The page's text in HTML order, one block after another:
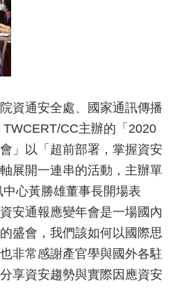
資通安全處、國家通訊傳播
CC主辦的「2020
」以「超前部署，掌握資安
展開一連串的活動，主辦單
心黃勝雄董事長開場表
安通報應變年會是一場國內
盛會，我們該如何以國際思
非常感謝產官學與國外各駐
享資安趨勢與實際因應資安